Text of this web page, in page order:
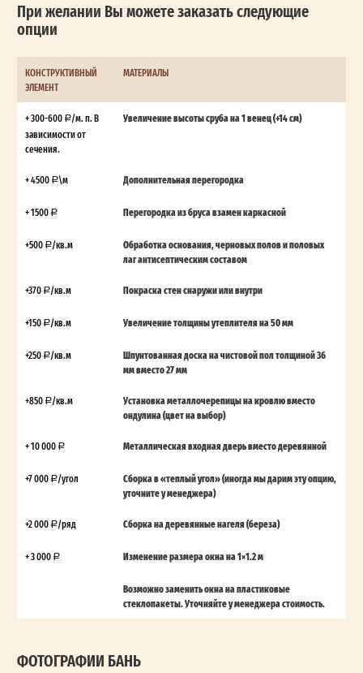
При желании Вы можете заказать следующие
опции
КОНСТРУКТИВНЫЙ
ЭЛЕМЕНТ
МАТЕРИАЛЫ
+ 300-600
/м. п. В
зависимости от
сечения.
Увеличение высоты сруба на 1 венец (+14 см)
+ 4500 \м Дополнительная перегородка
+ 1500 Перегородка из бруса взамен каркасной
+500 /кв.м
Обработка основания, черновых полов и половых
лаг антисептическим составом
+370 /кв.м Покраска стен снаружи или внутри
+150 /кв.м Увеличение толщины утеплителя на 50 мм
+250 /кв.м
Шпунтованная доска на чистовой пол толщиной 36
мм вместо 27 мм
+850 /кв.м
Установка металлочерепицы на кровлю вместо
ондулина (цвет на выбор)
+ 10 000 Металлическая входная дверь вместо деревянной
+7 000 /угол
Сборка в «теплый угол» (иногда мы дарим эту опцию,
уточните у менеджера)
+2 000 /ряд Сборка на деревянные нагеля (береза)
+ 3 000 Изменение размера окна на 1×1.2 м
Возможно заменить окна на пластиковые
стеклопакеты. Уточняйте у менеджера стоимость.
ФОТОГРАФИИ БАНЬ